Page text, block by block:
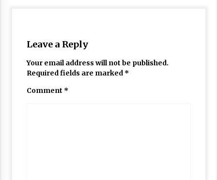
Leave a Reply
Your email address will not be published.
Required fields are marked *
Comment *